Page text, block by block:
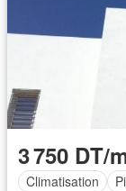
3 750 DT/
Climatisation